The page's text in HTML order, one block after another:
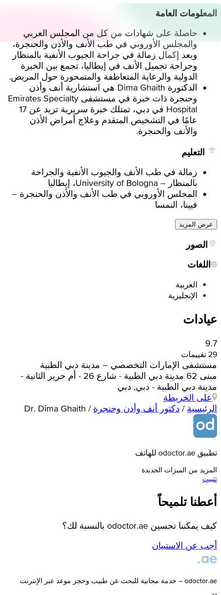
المعلومات العامة
حاصلة على شهادات من كل من المجلس العربي
والمجلس الأوروبي في طب الأنف والأذن والحنجرة،
وبعد إكمال زمالة في جراحة الجيوب الأنفية بالمنظار
وجراحة تجميل الأنف في إيطاليا، تجمع بين الخبرة
الدولية والرعاية المتعاطفة والمتمحورة حول المريض.
الدكتورة Dima Ghaith هي استشارية أنف وأذن
وحنجرة ذات خبرة في مستشفى Emirates Specialty
Hospital في دبي، تمتلك خبرة سريرية تزيد عن 17
عامًا في التشخيص المتقدم وعلاج أمراض الأذن
والأنف والحنجرة.
التعليم
زمالة في طب الأنف والجيوب الأنفية والجراحة
بالمنظار – University of Bologna، إيطاليا
المجلس الأوروبي في طب الأنف والأذن والحنجرة –
فيينا، النمسا
عرض المزيد
الصور
اللغات
العربية
الإنجليزية
عيادات
9.7
29 تقييمات
مستشفى الإمارات التخصصي – مدينة دبي الطبية
مبنى 62 مدينة دبي الطبية - شارع 26 - أم حرير الثانية -
مدينة دبي الطبية - دبي, دبي
على الخريطة
الرئيسية / دكتور أنف وأذن وحنجرة /
Dr. Dima Ghaith
تطبيق odoctor.ae للهاتف
المزيد من الميزات الجديدة
تثبيت
أعطنا تلميحاً
كيف يمكننا تحسين odoctor.ae بالنسبة لك؟
أجب عن الاستبيان
odoctor.ae – خدمة مجانية للبحث عن طبيب وحجز موعد عبر الإنترنت